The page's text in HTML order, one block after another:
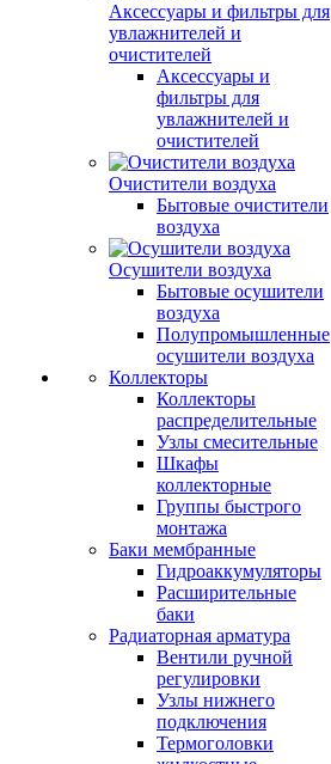
Аксессуары и фильтры для
увлажнителей и
очистителей
Аксессуары и
фильтры для
увлажнителей и
очистителей
Очистители воздуха
Бытовые очистители
воздуха
Осушители воздуха
Бытовые осушители
воздуха
Полупромышленные
осушители воздуха
Коллекторы
Коллекторы
распределительные
Узлы смесительные
Шкафы
коллекторные
Группы быстрого
монтажа
Баки мембранные
Гидроаккумуляторы
Расширительные
баки
Радиаторная арматура
Вентили ручной
регулировки
Узлы нижнего
подключения
Термоголовки